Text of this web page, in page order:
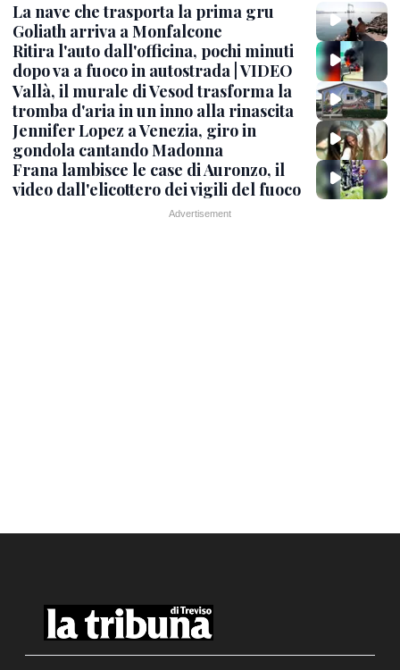
La nave che trasporta la prima gru
Goliath arriva a Monfalcone
Ritira l'auto dall'officina, pochi minuti
dopo va a fuoco in autostrada | VIDEO
Vallà, il murale di Vesod trasforma la
tromba d'aria in un inno alla rinascita
Jennifer Lopez a Venezia, giro in
gondola cantando Madonna
Frana lambisce le case di Auronzo, il
video dall'elicottero dei vigili del fuoco